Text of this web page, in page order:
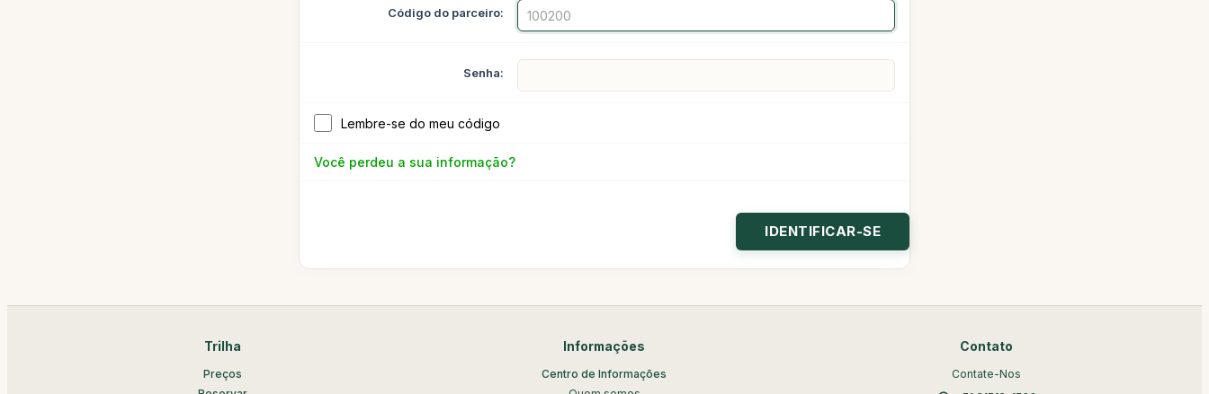
Código do parceiro:
Senha:
Lembre-se do meu código
Você perdeu a sua informação?
Trilha
Preços
Informações
Centro de Informações
Contato
Contate-Nos